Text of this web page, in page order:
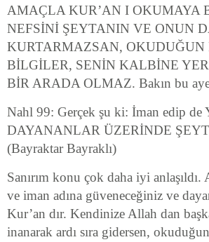
AMAÇLA KUR’AN I
NEFSİNİ ŞEYTANIN VE ONUN
KURTARMAZSAN,
BİLGİLER, SENİN KALBİNE
BİR ARADA OLMAZ. Bakın bu
Nahl 99: Gerçek şu ki: İman edip
DAYANANLAR ÜZERİNDE
(Bayraktar Bayraklı)
Sanırım konu çok daha iyi
ve iman adına güveneceğiniz ve
Kur’an dır. Kendinize Allah dan
inanarak ardı sıra gidersen,